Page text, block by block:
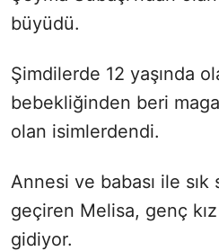
büyüdü.
Şimdilerde 12 yaşında
bebekliğinden beri
olan isimlerdendi.
Annesi ve babası ile sık
geçiren Melisa, genç
gidiyor.